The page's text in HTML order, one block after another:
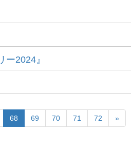
2024』
68 69 70 71 72 »